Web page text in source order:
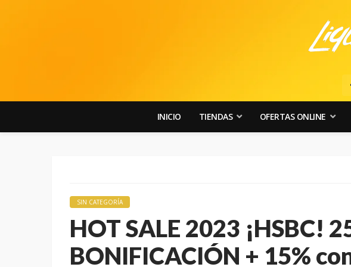
INICIO TIENDAS OFERTAS ONLINE
SIN CATEGORÍA
HOT SALE 2023 ¡HSBC!
BONIFICACIÓN + 15%